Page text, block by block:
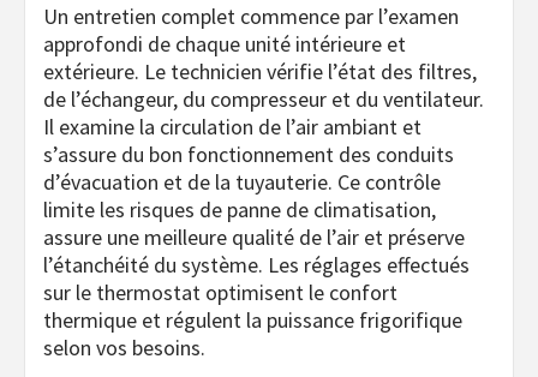
Un entretien complet commence par l’examen
approfondi de chaque unité intérieure et
extérieure. Le technicien vérifie l’état des filtres,
de l’échangeur, du compresseur et du ventilateur.
Il examine la circulation de l’air ambiant et
s’assure du bon fonctionnement des conduits
d’évacuation et de la tuyauterie. Ce contrôle
limite les risques de panne de climatisation,
assure une meilleure qualité de l’air et préserve
l’étanchéité du système. Les réglages effectués
sur le thermostat optimisent le confort
thermique et régulent la puissance frigorifique
selon vos besoins.